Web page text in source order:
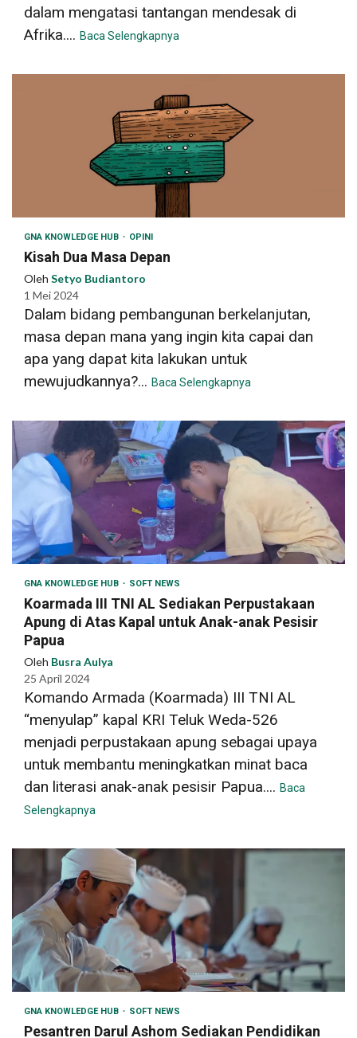
dalam mengatasi tantangan mendesak di
Afrika.... Baca Selengkapnya
GNA KNOWLEDGE HUB OPINI
Kisah Dua Masa Depan
Oleh Setyo Budiantoro
1 Mei 2024
Dalam bidang pembangunan berkelanjutan,
masa depan mana yang ingin kita capai dan
apa yang dapat kita lakukan untuk
mewujudkannya?... Baca Selengkapnya
GNA KNOWLEDGE HUB SOFT NEWS
Koarmada III TNI AL Sediakan Perpustakaan
Apung di Atas Kapal untuk Anak-anak Pesisir
Papua
Oleh Busra Aulya
25 April 2024
Komando Armada (Koarmada) III TNI AL
“menyulap” kapal KRI Teluk Weda-526
menjadi perpustakaan apung sebagai upaya
untuk membantu meningkatkan minat baca
dan literasi anak-anak pesisir Papua.... Baca
Selengkapnya
GNA KNOWLEDGE HUB SOFT NEWS
Pesantren Darul Ashom Sediakan Pendidikan